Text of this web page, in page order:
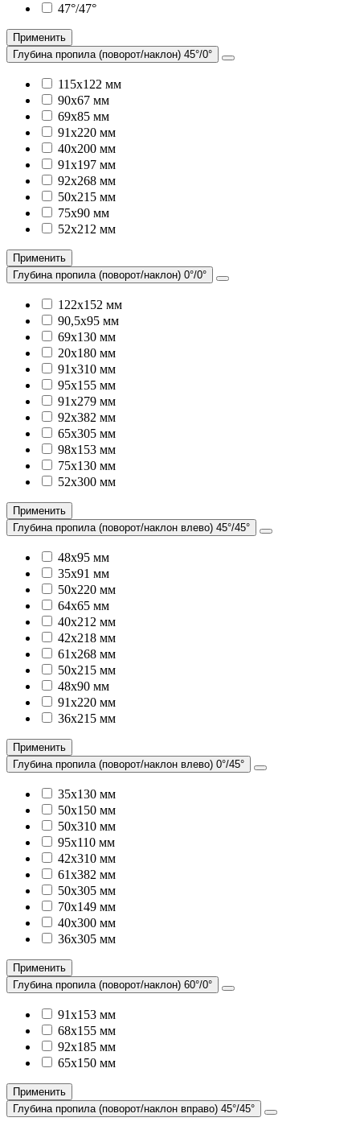
47°/47°
Применить
Глубина пропила (поворот/наклон) 45°/0°
115х122 мм
90х67 мм
69х85 мм
91х220 мм
40х200 мм
91х197 мм
92х268 мм
50х215 мм
75х90 мм
52х212 мм
Применить
Глубина пропила (поворот/наклон) 0°/0°
122х152 мм
90,5х95 мм
69х130 мм
20х180 мм
91х310 мм
95х155 мм
91х279 мм
92х382 мм
65х305 мм
98х153 мм
75х130 мм
52х300 мм
Применить
Глубина пропила (поворот/наклон влево) 45°/45°
48х95 мм
35х91 мм
50х220 мм
64х65 мм
40х212 мм
42х218 мм
61х268 мм
50х215 мм
48х90 мм
91х220 мм
36х215 мм
Применить
Глубина пропила (поворот/наклон влево) 0°/45°
35х130 мм
50х150 мм
50х310 мм
95х110 мм
42х310 мм
61х382 мм
50х305 мм
70х149 мм
40х300 мм
36х305 мм
Применить
Глубина пропила (поворот/наклон) 60°/0°
91х153 мм
68х155 мм
92х185 мм
65х150 мм
Применить
Глубина пропила (поворот/наклон вправо) 45°/45°